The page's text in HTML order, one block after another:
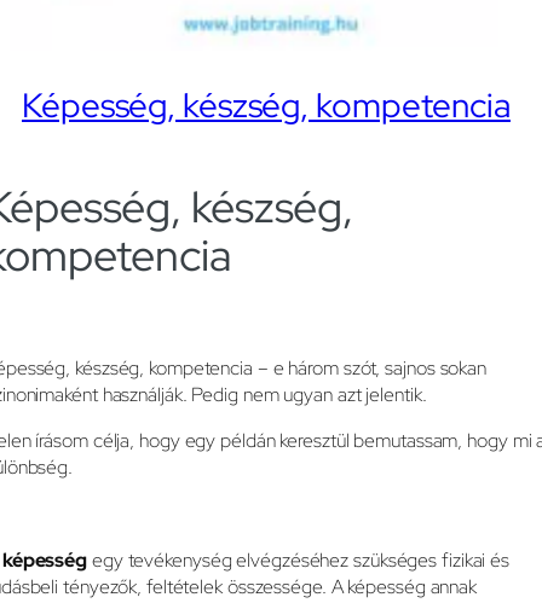
Képesség, készség, kompetencia
készség,
készség, kompetencia – e három szót, sajnos sokan
használják. Pedig nem ugyan azt jelentik.
írásom célja, hogy egy példán keresztül bemutassam, hogy mi
képességegy tevékenység elvégzéséhez szükséges fizikai és
tényezők, feltételek összessége. A képesség annak